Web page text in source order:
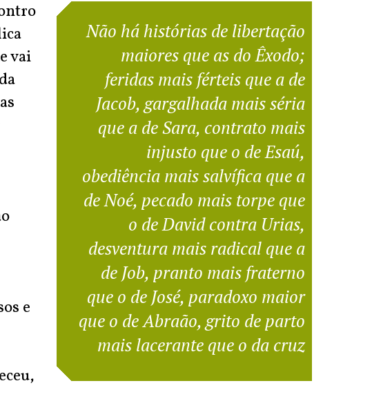
vai
e
Não há histórias de libertação
maiores que as do Êxodo;
feridas mais férteis que a de
Jacob, gargalhada mais séria
que a de Sara, contrato mais
injusto que o de Esaú,
obediência mais salvífica que a
de Noé, pecado mais torpe que
o de David contra Urias,
desventura mais radical que a
de Job, pranto mais fraterno
que o de José, paradoxo maior
que o de Abraão, grito de parto
mais lacerante que o da cruz